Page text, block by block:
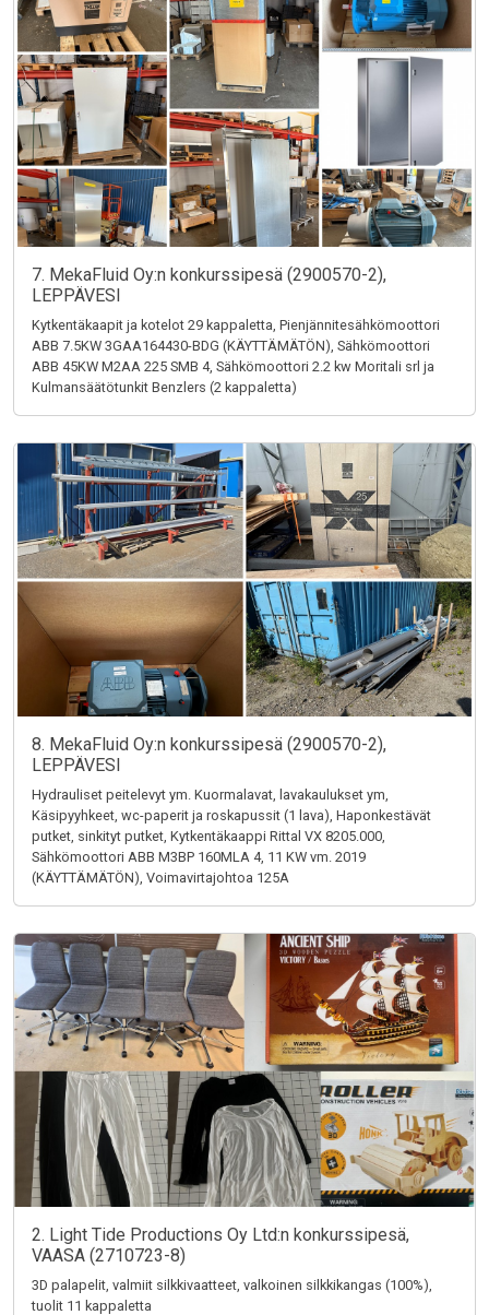
7. MekaFluid Oy:n konkurssipesä (2900570-2),
LEPPÄVESI
Kytkentäkaapit ja kotelot 29 kappaletta, Pienjännitesähkömoottori
ABB 7.5KW 3GAA164430-BDG (KÄYTTÄMÄTÖN), Sähkömoottori
ABB 45KW M2AA 225 SMB 4, Sähkömoottori 2.2 kw Moritali srl ja
Kulmansäätötunkit Benzlers (2 kappaletta)
8. MekaFluid Oy:n konkurssipesä (2900570-2),
LEPPÄVESI
Hydrauliset peitelevyt ym. Kuormalavat, lavakaulukset ym,
Käsipyyhkeet, wc-paperit ja roskapussit (1 lava), Haponkestävät
putket, sinkityt putket, Kytkentäkaappi Rittal VX 8205.000,
Sähkömoottori ABB M3BP 160MLA 4, 11 KW vm. 2019
(KÄYTTÄMÄTÖN), Voimavirtajohtoa 125A
2. Light Tide Productions Oy Ltd:n konkurssipesä,
VAASA (2710723-8)
3D palapelit, valmiit silkkivaatteet, valkoinen silkkikangas (100%),
tuolit 11 kappaletta